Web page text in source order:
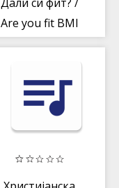
Are you fit BMI